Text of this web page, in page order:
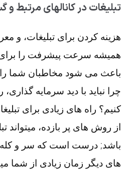
تبلیغات در کانالهای مرتبط و
هزینه کردن برای تبلیغات، و
همیشه سرعت پیشرفت را برای
باعث می شود مخاطبان شما را
چرا نباید با دید سرمایه
کنیم؟ راه های زیادی برای
از روش های پر بازده، میتواند
باشد; درست است که سر و کله
های دیگر زمان زیادی از شما